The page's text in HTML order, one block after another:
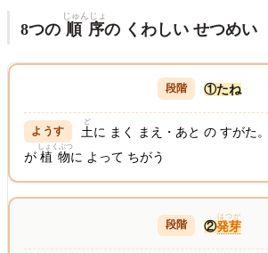
8つの 順序
じゅんじょ
の くわしい せつめい
①たね
土
ど
に まく まえ・あと の すがた。
が 植物
しょくぶつ
に よって ちがう
②発芽
はつが